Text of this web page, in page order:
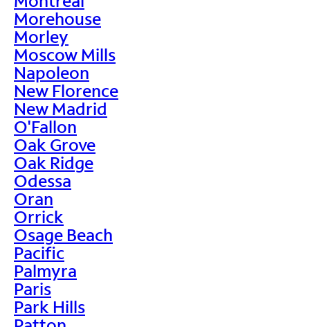
Morehouse
Morley
Moscow Mills
Napoleon
New Florence
New Madrid
O'Fallon
Oak Grove
Oak Ridge
Odessa
Oran
Orrick
Osage Beach
Pacific
Palmyra
Paris
Park Hills